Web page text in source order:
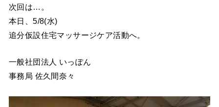
次回は…。
本日、5/8(水)
追分仮設住宅マッサージケア活動へ。
一般社団法人 いっぽん
事務局 佐久間奈々